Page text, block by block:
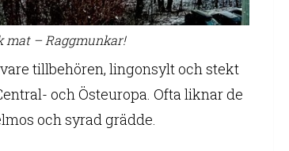
mat – Raggmunkar!
tillbehören, lingonsylt och stekt
och Östeuropa. Ofta liknar de
och syrad grädde.